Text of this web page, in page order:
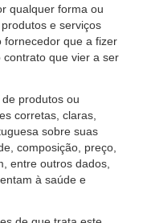
qualquer forma ou
e serviços
fornecedor que a fizer
que vier a ser
produtos ou
corretas, claras,
sobre suas
composição, preço,
entre outros dados,
à saúde e